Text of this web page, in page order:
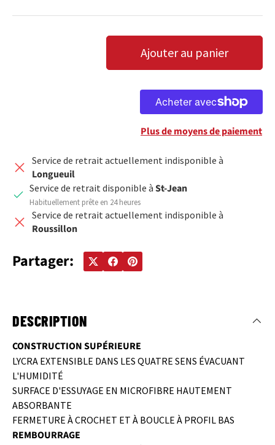
DIMINUER LA QUANTITÉ
AUGMENTER LA QUANTITÉ
Ajouter au panier
Plus de moyens de paiement
Service de retrait actuellement indisponible à
Longueuil
Service de retrait disponible à St-Jean
Habituellement prête en 24 heures
Service de retrait actuellement indisponible à
Roussillon
Partager:
DESCRIPTION
CONSTRUCTION SUPÉRIEURE
LYCRA EXTENSIBLE DANS LES QUATRE SENS ÉVACUANT
L'HUMIDITÉ
SURFACE D'ESSUYAGE EN MICROFIBRE HAUTEMENT
ABSORBANTE
FERMETURE À CROCHET ET À BOUCLE À PROFIL BAS
REMBOURRAGE